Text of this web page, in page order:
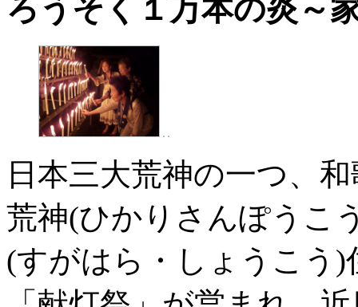
ろうそく１万本の炎～
日本三大荒神の一つ、
荒神(ひかりさんぽうこ
(すがはら・しょうこう)